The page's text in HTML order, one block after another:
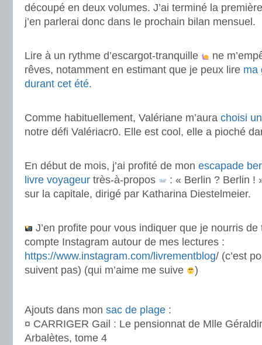
découpé en deux volumes. J’ai terminé la
j’en parlerai donc dans le prochain bilan mensuel.
Lire à un rythme d’escargot-tranquille
ne
rêves, notamment en estimant que je peux lire ma
durant cet été.
Comme habituellement, Valériane m’aura choisi
notre défi Valériacr0. Elle est cool, elle a pioché
En début de mois, j’ai profité de mon escapade
livre voyageur très-à-propos
: « Berlin ? Berlin !
sur la capitale, dirigé par Katharina Diestelmeier.
J’en profite pour vous indiquer que je nourris
compte Instagram autour de mes lectures :
https://www.instagram.com/livrementblog/ (c’est
suivent pas) (qui m’aime me suive
)
Ajouts dans mon sac de plage :
¤ CARRIGER Gail : Le pensionnat de Mlle
Arbalètes, tome 4